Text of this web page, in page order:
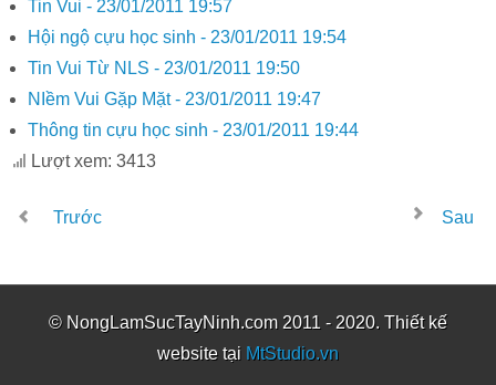
Tin Vui - 23/01/2011 19:57
Hội ngộ cựu học sinh - 23/01/2011 19:54
Tin Vui Từ NLS - 23/01/2011 19:50
NIềm Vui Gặp Mặt - 23/01/2011 19:47
Thông tin cựu học sinh - 23/01/2011 19:44
Lượt xem: 3413
Trước Sau
© NongLamSucTayNinh.com 2011 - 2020. Thiết kế
website tại MtStudio.vn